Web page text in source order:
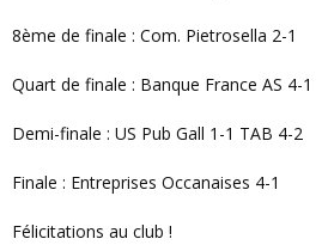
8ème de finale : Com. Pietrosella 2-1
Quart de finale : Banque France AS 4-1
Demi-finale : US Pub Gall 1-1 TAB 4-2
Finale : Entreprises Occanaises 4-1
Félicitations au club !